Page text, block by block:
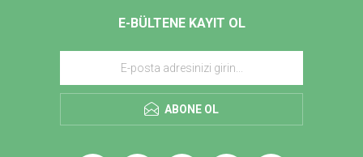
E-BÜLTENE KAYIT OL
ABONE OL